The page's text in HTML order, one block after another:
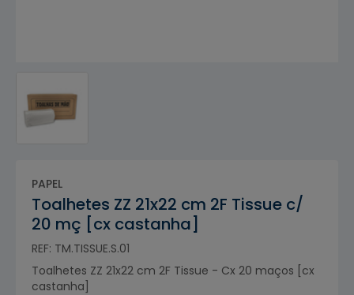
PAPEL
Toalhetes ZZ 21x22 cm 2F Tissue c/
20 mç [cx castanha]
REF: TM.TISSUE.S.01
Toalhetes ZZ 21x22 cm 2F Tissue - Cx 20 maços [cx
castanha]